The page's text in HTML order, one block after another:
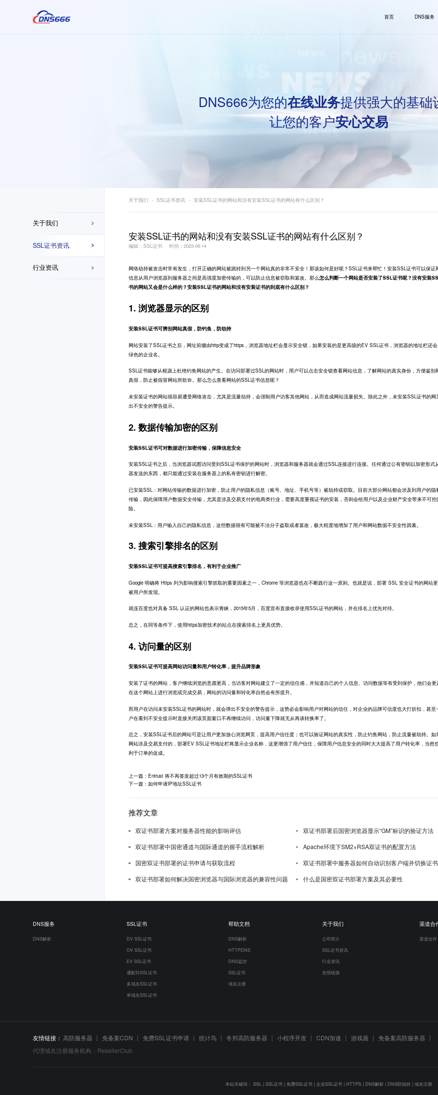
首页 DNS服务
DNS666为您的在线业务提供强大的基础
让您的客户安心交易
关于我们
SSL证书资讯
行业资讯
关于我们 SSL证书资讯 安装SSL证书的网站和没有安装SSL证书的网站有什么区别？
安装SSL证书的网站和没有安装SSL证书的网站有什么区别？
编辑：SSL证书 时间：2023-09-14
网络劫持被攻击时常有发生，打开正确的网站被跳转到另一个网站真的非常不安全！那该如何是好呢？SSL证书来帮忙！安装SSL证书可以保证
信息从用户浏览器到服务器之间是高强度加密传输的，可以防止信息被窃取和篡改。那么怎么判断一个网站是否安装了SSL证书呢？没有安装
书的网站又会是什么样的？安装SSL证书的网站和没有安装证书的到底有什么区别？
1. 浏览器显示的区别
安装SSL证书可辨别网站真假，防钓鱼，防劫持
网站安装了SSL证书之后，网址前缀由http变成了https ，浏览器地址栏会显示安全锁，如果安装的是更高级的EV SSL证书，浏览器的地址栏还
绿色的企业名。
SSL证书能够从根源上杜绝钓鱼网站的产生。在访问部署过SSL的网站时，用户可以点击安全锁查看网站信息，了解网站的真实身份，方便鉴别
真假，防止被假冒网站所欺诈。那么怎么查看网站的SSL证书信息呢？
未安装证书的网站很容易遭受网络攻击，尤其是流量劫持，会强制用户访客其他网站，从而造成网站流量损失。除此之外，未安装SSL证书的网
出不安全的警告提示。
2. 数据传输加密的区别
安装SSL证书可对数据进行加密传输，保障信息安全
安装SSL证书之后，当浏览器试图访问受到SSL证书保护的网站时，浏览器和服务器就会通过SSL连接进行连接。任何通过公有密钥以加密形式
器发送的东西，都只能通过安装在服务器上的私有密钥进行解密。
已安装SSL：对网站传输的数据进行加密，防止用户的隐私信息（账号、地址、手机号等）被劫持或窃取。目前大部分网站都会涉及到用户的隐
传输，因此保障用户数据安全传输，尤其是涉及交易支付的电商类行业，需要高度重视证书的安装，否则会给用户以及企业财产安全带来不可控
险。
未安装SSL：用户输入自己的隐私信息，这些数据很有可能被不法分子盗取或者篡改，极大程度地增加了用户和网站数据不安全性因素。
3. 搜索引擎排名的区别
安装SSL证书可提高搜索引擎排名，有利于企业推广
Google 明确将 Https 列为影响搜索引擎抓取的重要因素之一，Chrome 等浏览器也在不断践行这一原则。也就是说，部署 SSL 安全证书的网站
被用户所发现。
就连百度也对具备 SSL 认证的网站也表示青睐，2015年5月，百度宣布直接收录使用SSL证书的网站，并在排名上优先对待。
总之，在同等条件下，使用https加密技术的站点在搜索排名上更具优势。
4. 访问量的区别
安装SSL证书可提高网站访问量和用户转化率，提升品牌形象
安装了证书的网站，客户继续浏览的意愿更高，当访客对网站建立了一定的信任感，并知道自己的个人信息、访问数据等有受到保护，他们会更
在这个网站上进行浏览或完成交易，网站的访问量和转化率自然会有所提升。
而用户在访问未安装SSL证书的网站时，就会弹出不安全的警告提示，这势必会影响用户对网站的信任，对企业的品牌可信度也大打折扣，甚至
户在看到不安全提示时直接关闭该页面窗口不再继续访问，访问量下降就无从再谈转换率了。
总之，安装SSL证书后的网站可是让用户更加放心浏览网页，提高用户信任度；也可以验证网站的真实性，防止钓鱼网站，防止流量被劫持。如
网站涉及交易支付的，部署EV SSL证书地址栏将显示企业名称，这更增强了用户信任，保障用户信息安全的同时大大提高了用户转化率，当然
利于订单的促成。
上一篇：Entrust 将不再签发超过13个月有效期的SSL证书
下一篇：如何申请IP地址SSL证书
推荐文章
双证书部署方案对服务器性能的影响评估 双证书部署后国密浏览器显示“GM”标识的验证方法
双证书部署中国密通道与国际通道的握手流程解析
Apache环境下SM2+RSA双证书的配置方法
国密双证书部署的证书申请与获取流程
双证书部署中服务器如何自动识别客户端并切换证书
双证书部署如何解决国密浏览器与国际浏览器的兼容性问题
什么是国密双证书部署方案及其必要性
DNS服务
DNS解析
SSL证书
DV SSL证书
OV SSL证书
EV SSL证书
通配符SSL证书
多域名SSL证书
单域名SSL证书
帮助文档
DNS解析
HTTPDNS
DNS监控
SSL证书
域名注册
关于我们
公司简介
SSL证书资讯
行业资讯
友情链接
渠道合
渠道合作
友情链接： 高防服务器 免备案CDN 免费SSL证书申请 统计鸟 冬邦高防服务器 小程序开发 CDN加速 游戏盾
免备案高防服务器
代理域名注册服务机构：ResellerClub
本站关键词： SSL| SSL证书| 免费SSL证书| 企业SSL证书| HTTPS| DNS解析| DNS防劫持| 域名注册